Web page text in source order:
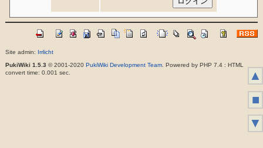
Site admin: Irrlicht
PukiWiki 1.5.3 © 2001-2020 PukiWiki Development Team. Powered by PHP 7.4 : HTML
convert time: 0.001 sec.
▲
■
▼